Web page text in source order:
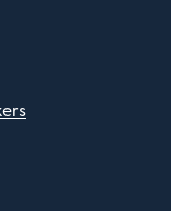
venster)venster)
een nieuw venster)
in een nieuw